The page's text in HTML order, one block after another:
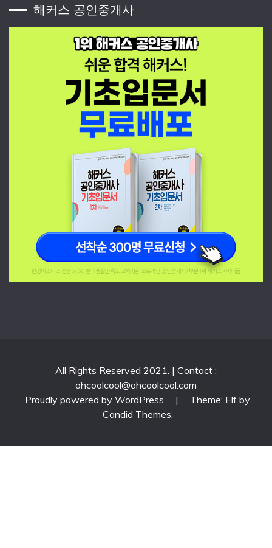
해커스 공인중개사
All Rights Reserved 2021. | Contact :
ohcoolcool@ohcoolcool.com
Proudly powered by WordPress
|
Theme: Elf by
Candid Themes.